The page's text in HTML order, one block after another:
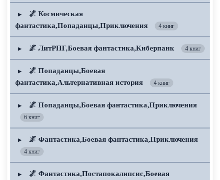
▶
🌌 Космическая
фантастика,Попаданцы,Приключения
4 книг
▶ 🌌 ЛитРПГ,Боевая фантастика,Киберпанк 4 книг
▶
🌌 Попаданцы,Боевая
фантастика,Альтернативная история
4 книг
▶ 🌌 Попаданцы,Боевая фантастика,Приключения
6 книг
▶ 🌌 Фантастика,Боевая фантастика,Приключения
4 книг
▶
🌌 Фантастика,Постапокалипсис,Боевая